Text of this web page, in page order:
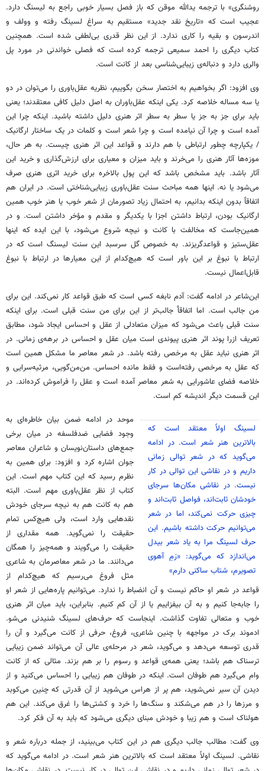
روشنگری» با ترجمه یدالله موقنکه باز فصل بسیار خوبی راجع بهلیسنگدارد.
عجیب است که «تاریخ نقد جدید» مستقیم به سراغلسینگرفته ووولف و
اندرسون و بقیه را کاری ندارد. از این نظر قدری بی‌لطفی شده است. همچنین
کتاب دیگری را احمد سمیعی ترجمه کرده است که فصلی خواندنی در مورد پل
والری دارد و دنباله‌ی زیبایی‌شناسی بعد از کانت است.
وی افزود: اگر بخواهیم به اختصار سخن بگوییم، نظریه‌ عقل‌باوری را می‌توان در دو
یا سه مساله خلاصه کرد. یکی اینکه عقل‌باوران به اصل دلیل کافی معتقدند؛ یعنی
باید برای جز به جز یا سطر به سطر اثر هنری دلیل داشته باشید. اینکه چرا این
آمده است و چرا آن نیامده است و چرا شعر است و کلمات در یک ساختار ارگانیک
/ یکپارچه چطور ارتباطی با هم دارند و قواعد این اثر هنری چیست. به هر حال،
موزه‌ها آثار هنری را می‌خرند و باید میزان و معیاری برای ارزش‌گذاری و خرید این
آثار باشد. باید مشخص باشد که این پول بالاخره برای خرید اثری هنری صرف
می‌شود یا نه. اینها همه مباحث سنت عقل‌باوری زیبایی‌شناختی است. در ایران هم
اتفاقاً بدون اینکه بدانیم، به احتمال زیاد تصورمان از شعر خوب یا هنر خوب همین
ارگانیک بودن، ارتباط داشتن اجزا با یکدیگر و مقدم ومؤخر داشتن است. و در
همین‌جاست که مخالفت با کانت و نیچه شروع می‌شود، با این ایده که اینها
عقل‌ستیز و قواعدگریزند. به خصوص گل سرسبد این سنت لیسنگ است که در
ارتباط با نبوغ بر این باور است که هیچ‌کدام از این معیارها در ارتباط با نبوغ
قابل‌اعمال نیست.
این‌شاعر در ادامه گفت: آدم نابغه کسی است که طبق قواعد کار نمی‌کند. این برای
من جالب است. اما اتفاقاٌ جالب‌تر از این برای من سنت قبلی است. برای اینکه
سنت قبلی باعث می‌شود که میزان متعادلی از عقل و احساس ایجاد شود، مطابق
تعریفازرا پوند اثر هنری پیوندی است میان عقل و احساس در برهه‌ی زمانی. در
اثر هنری نباید عقل به مرخصی رفته باشد. در شعر معاصر ما مشکل همین است
که عقل به مرخصی رفته‌است و فقط مانده احساس. من‌من‌گویی، مرثیه‌سرایی و
خلاصه فضای عاشورایی به شعر معاصر آمده است و عقل را فراموش کرده‌اند. در
این قسمت دیگر اندیشه کم است.
لسینگ اولاً معتقد است که
بالاترین هنر شعر است. در ادامه
می‌گوید که در شعر توالی زمانی
داریم و در نقاشی این توالی در کار
نیست. در نقاشی مکان‌ها سرجای
خودشان ثابت‌اند، فواصل ثابت‌اند و
چیزی حرکت نمی‌کند، اما در شعر
می‌توانیم حرکت داشته باشیم. این
حرف لسینگ مرا به یاد شعر بیدل
می‌اندازد که می‌گوید: «رَمِ آهوی
تصویرم، شتاب ساکنی دارم»
موحد در ادامه ضمن بیان خاطره‌ای به
وجود فضاییضدفلسفه در میان برخی
جمع‌های داستان‌نویسان و شاعران معاصر
جوان اشاره کرد و افزود: برای همین به
نظرم رسید که این کتاب مهم است. این
کتاب از نظر عقل‌باوری مهم است. البته
هم بهکانت هم به نیچهسرجای خودش
نقدهایی وارد است، ولی هیچ‌کس تمام
حقیقت را نمی‌گوید. همه مقداری از
حقیقت را می‌گویند و همه‌چیز را همگان
می‌دانند. ما در شعر معاصرمان به شاعری
مثل فروغ می‌رسیم که هیچ‌کدام از
قواعد در شعر او حاکم نیست و آن انضباط را ندارد. می‌توانیم پاره‌هایی از شعر او
را جابه‌جا کنیم و به آن بیفزاییم یا از آن کم کنیم. بنابراین، باید میان اثر هنری
خوب و متعالی تفاوت گذاشت. اینجاست که حرف‌های لسینگشنیدنی می‌شو.
ادموندبرک در مواجهه با چنین شاعری، فروغ، حرفی از کانت می‌گیرد و آن را
قدری توسعه می‌دهد و می‌گوید، شعر در مرحله‌ی عالی آن می‌تواند ضمن زیبایی
ترسناک هم باشد؛ یعنی همه‌ی قواعد و رسوم را بر هم بزند. مثالی که از کانت
وام می‌گیرد هم طوفان است. اینکه در طوفان هم زیبایی را احساس می‌کنید و از
دیدن آن سیر نمی‌شوید، هم پر از هراس می‌شوید از آن قدرتی که چنین می‌کوبد
و مرزها را در هم می‌شکند و سنگ‌ها را خرد و کشتی‌ها را غرق می‌کند. این هم
هولناک است و هم زیبا و خودش مبنای دیگری می‌شود که باید به آن فکر کرد.
وی گفت: مطالب جالب دیگری هم در این کتاب می‌بینید، از جمله درباره‌ شعر و
نقاشی. لسینگ اولاً معتقد است که بالاترین هنر شعر است. در ادامه می‌گوید که